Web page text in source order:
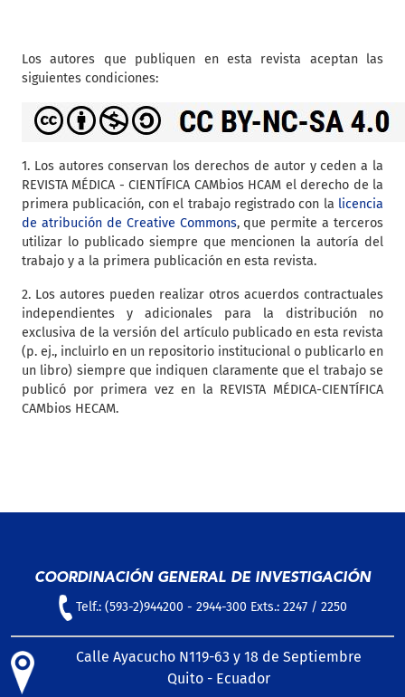
Los autores que publiquen en esta revista aceptan las
siguientes condiciones:
1. Los autores conservan los derechos de autor y ceden a la
REVISTA MÉDICA - CIENTÍFICA CAMbios HCAM el derecho de la
primera publicación, con el trabajo registrado con la licencia
de atribución de Creative Commons, que permite a terceros
utilizar lo publicado siempre que mencionen la autoría del
trabajo y a la primera publicación en esta revista.
2. Los autores pueden realizar otros acuerdos contractuales
independientes y adicionales para la distribución no
exclusiva de la versión del artículo publicado en esta revista
(p. ej., incluirlo en un repositorio institucional o publicarlo en
un libro) siempre que indiquen claramente que el trabajo se
publicó por primera vez en la REVISTA MÉDICA-CIENTÍFICA
CAMbios HECAM.
COORDINACIÓN GENERAL DE INVESTIGACIÓN
Telf.: (593-2)944200 - 2944-300 Exts.: 2247 / 2250
Calle Ayacucho N119-63 y 18 de Septiembre
Quito - Ecuador